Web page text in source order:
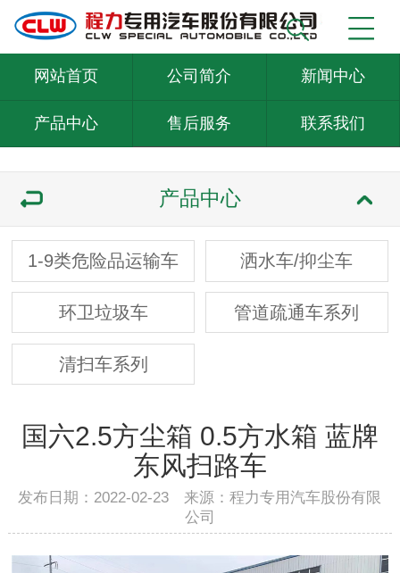
网站首页 公司简介 新闻中心
产品中心 售后服务 联系我们
产品中心
1-9类危险品运输车 洒水车/抑尘车
环卫垃圾车 管道疏通车系列
清扫车系列
国六2.5方尘箱 0.5方水箱 蓝牌
东风扫路车
发布日期：2022-02-23 来源：程力专用汽车股份有限
公司